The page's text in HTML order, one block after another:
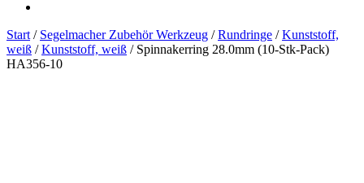
Start / Segelmacher Zubehör Werkzeug /Rundringe /Kunststoff,
weiß /Kunststoff, weiß / Spinnakerring 28.0mm (10-Stk-Pack)
HA356-10